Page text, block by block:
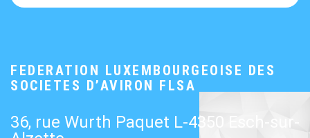
FEDERATION LUXEMBOURGEOISE DES
SOCIETES D’AVIRON FLSA
36, rue Wurth Paquet L-4350 Esch-sur-